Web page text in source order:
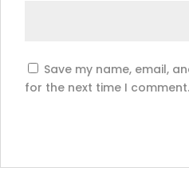
Save my name, email,
for the next time I comment.